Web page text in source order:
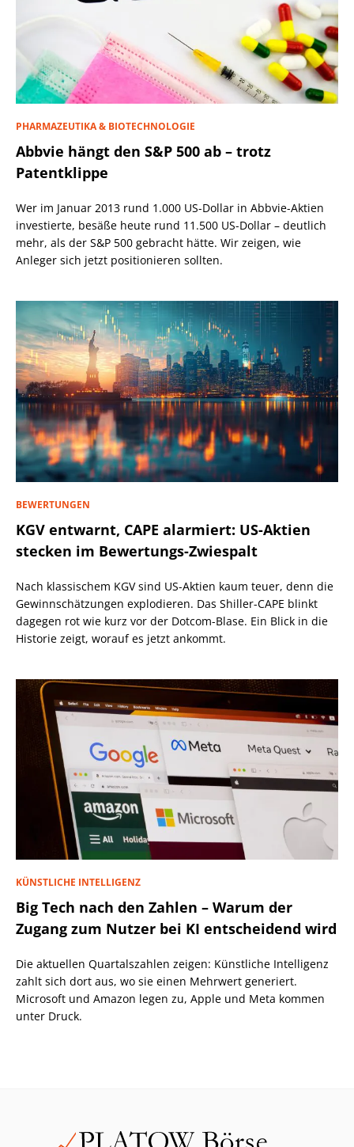
PHARMAZEUTIKA & BIOTECHNOLOGIE
Abbvie hängt den S&P 500 ab – trotz
Patentklippe
Wer im Januar 2013 rund 1.000 US-Dollar in Abbvie-Aktien
investierte, besäße heute rund 11.500 US-Dollar – deutlich
mehr, als der S&P 500 gebracht hätte. Wir zeigen, wie
Anleger sich jetzt positionieren sollten.
BEWERTUNGEN
KGV entwarnt, CAPE alarmiert: US-Aktien
stecken im Bewertungs-Zwiespalt
Nach klassischem KGV sind US-Aktien kaum teuer, denn die
Gewinnschätzungen explodieren. Das Shiller-CAPE blinkt
dagegen rot wie kurz vor der Dotcom-Blase. Ein Blick in die
Historie zeigt, worauf es jetzt ankommt.
KÜNSTLICHE INTELLIGENZ
Big Tech nach den Zahlen – Warum der
Zugang zum Nutzer bei KI entscheidend wird
Die aktuellen Quartalszahlen zeigen: Künstliche Intelligenz
zahlt sich dort aus, wo sie einen Mehrwert generiert.
Microsoft und Amazon legen zu, Apple und Meta kommen
unter Druck.